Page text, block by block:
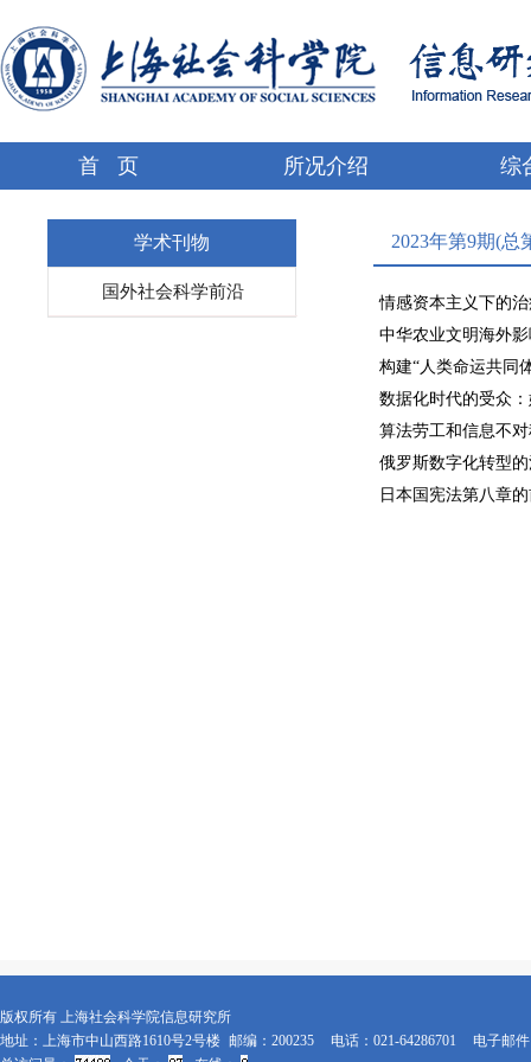
首 页 所况介绍 综
学术刊物
国外社会科学前沿
2023年第9期(总
情感资本主义下的
中华农业文明海外
构建“人类命运共同
数据化时代的受众
算法劳工和信息不
俄罗斯数字化转型
日本国宪法第八章
版权所有 上海社会科学院信息研究所
地址：上海市中山西路1610号2号楼 邮编：200235 电话：021-64286701
电子邮件